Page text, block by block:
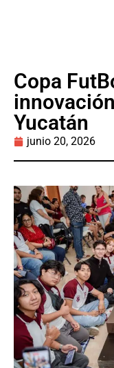
Copa
Yucatán
junio 20, 2026